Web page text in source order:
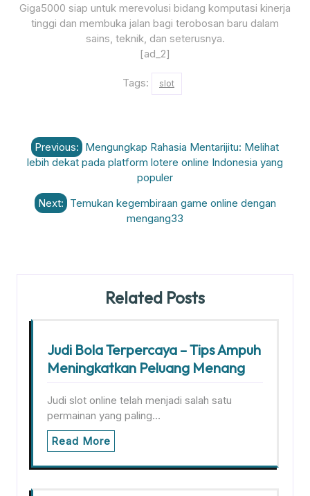
Giga5000 siap untuk merevolusi bidang komputasi kinerja
tinggi dan membuka jalan bagi terobosan baru dalam
sains, teknik, dan seterusnya.
[ad_2]
Tags: slot
Post
navigation
Previous: Mengungkap Rahasia Mentarijitu: Melihat
lebih dekat pada platform lotere online Indonesia yang
populer
Next: Temukan kegembiraan game online dengan
mengang33
Related Posts
Judi Bola Terpercaya – Tips Ampuh
Meningkatkan Peluang Menang
Judi slot online telah menjadi salah satu
permainan yang paling…
Read More